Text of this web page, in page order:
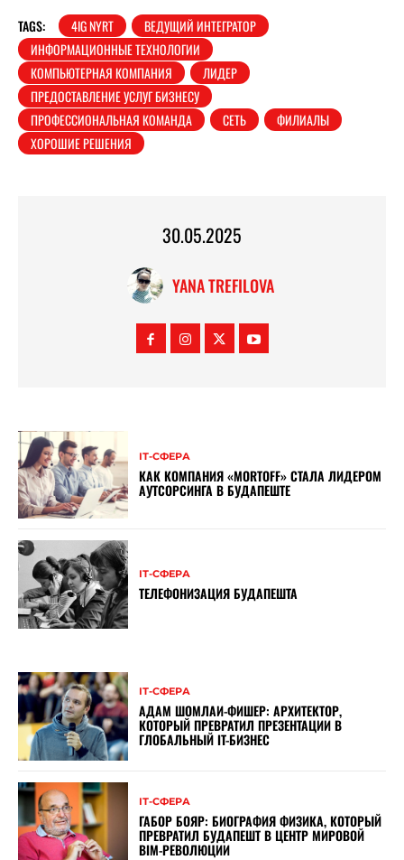
TAGS: 4IG NYRT
ВЕДУЩИЙ ИНТЕГРАТОР
ИНФОРМАЦИОННЫЕ ТЕХНОЛОГИИ
КОМПЬЮТЕРНАЯ КОМПАНИЯ
ЛИДЕР
ПРЕДОСТАВЛЕНИЕ УСЛУГ БИЗНЕСУ
ПРОФЕССИОНАЛЬНАЯ КОМАНДА
СЕТЬ
ФИЛИАЛЫ
ХОРОШИЕ РЕШЕНИЯ
30.05.2025
YANA TREFILOVA
ІТ-СФЕРА
КАК КОМПАНИЯ «MORTOFF» СТАЛА ЛИДЕРОМ
АУТСОРСИНГА В БУДАПЕШТЕ
ІТ-СФЕРА
ТЕЛЕФОНИЗАЦИЯ БУДАПЕШТА
ІТ-СФЕРА
АДАМ ШОМЛАИ-ФИШЕР: АРХИТЕКТОР,
КОТОРЫЙ ПРЕВРАТИЛ ПРЕЗЕНТАЦИИ В
ГЛОБАЛЬНЫЙ IT-БИЗНЕС
ІТ-СФЕРА
ГАБОР БОЯР: БИОГРАФИЯ ФИЗИКА, КОТОРЫЙ
ПРЕВРАТИЛ БУДАПЕШТ В ЦЕНТР МИРОВОЙ
BIM-РЕВОЛЮЦИИ